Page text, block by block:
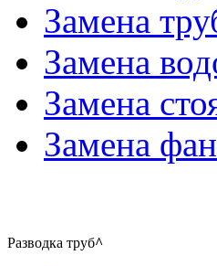
Замена
Замена
Замена
Замена
Разводка труб^